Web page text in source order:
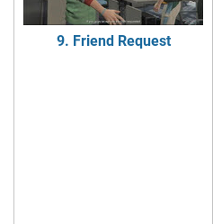
9. Friend Request